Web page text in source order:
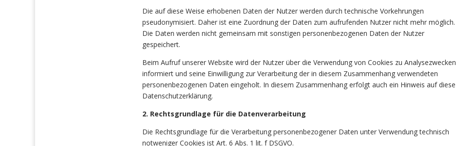
Die auf diese Weise erhobenen Daten der Nutzer werden durch technische Vorkehrungen
pseudonymisiert. Daher ist eine Zuordnung der Daten zum aufrufenden Nutzer nicht mehr möglich.
Die Daten werden nicht gemeinsam mit sonstigen personenbezogenen Daten der Nutzer
gespeichert.
Beim Aufruf unserer Website wird der Nutzer über die Verwendung von Cookies zu Analysezwecken
informiert und seine Einwilligung zur Verarbeitung der in diesem Zusammenhang verwendeten
personenbezogenen Daten eingeholt. In diesem Zusammenhang erfolgt auch ein Hinweis auf diese
Datenschutzerklärung.
2. Rechtsgrundlage für die Datenverarbeitung
Die Rechtsgrundlage für die Verarbeitung personenbezogener Daten unter Verwendung technisch
notweniger Cookies ist Art. 6 Abs. 1 lit. f DSGVO.